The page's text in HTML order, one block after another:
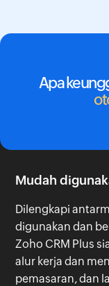
Apa
Mudah
Dilengkapi
digunakan dan
Zoho CRM Plus
alur kerja dan
pemasaran, dan